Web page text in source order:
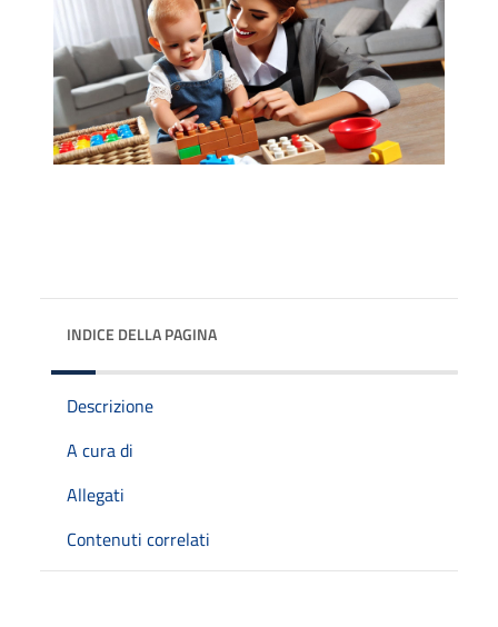
INDICE DELLA PAGINA
Descrizione
A cura di
Allegati
Contenuti correlati